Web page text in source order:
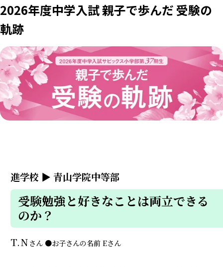
2026年度中学入試 親子で歩んだ 受験の
軌跡
進学校 ▶青山学院中等部
受験勉強と好きなことは両立できる
のか？
T.N さん ●お子さんの名前Eさん